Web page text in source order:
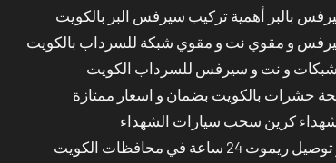
بالبر أهمية تركيب سيرفس البر بالكويت
و مقوي نت و مقوي شبكة للسرداب بالكويت
و نت و سيرفس للسرداب الكويت
حشرات بالكويت بضمان و اسعار ممتازة
كرين سحب سيارات الشهداء
ساعة في محافظات الكويت